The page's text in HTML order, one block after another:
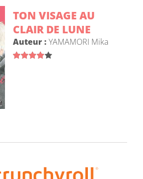
TON VISAGE AU
CLAIR DE LUNE
Auteur : YAMAMORI Mika